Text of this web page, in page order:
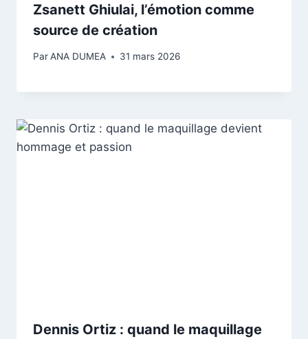
Zsanett Ghiulai, l’émotion comme
source de création
ParANA DUMEA 31 mars 2026
Dennis Ortiz : quand le maquillage